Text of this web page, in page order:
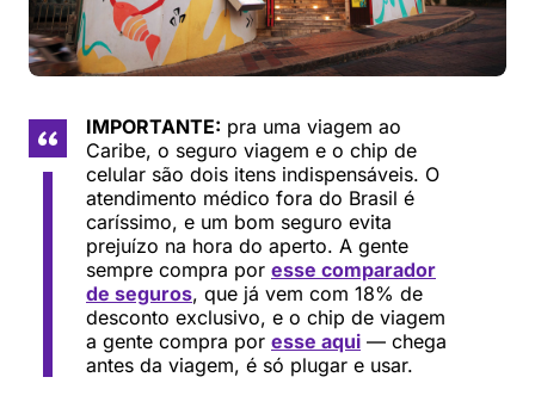
IMPORTANTE: pra uma viagem ao
Caribe, o seguro viagem e o chip de
celular são dois itens indispensáveis. O
atendimento médico fora do Brasil é
caríssimo, e um bom seguro evita
prejuízo na hora do aperto. A gente
sempre compra por esse comparador
de seguros, que já vem com 18% de
desconto exclusivo, e o chip de viagem
a gente compra por esse aqui — chega
antes da viagem, é só plugar e usar.